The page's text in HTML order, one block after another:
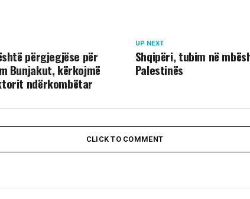
UP NEXT
Shqipëri, tubim në
Palestinës
përgjegjëse për
Bunjakut, kërkojmë
ndërkombëtar
CLICK TO COMMENT